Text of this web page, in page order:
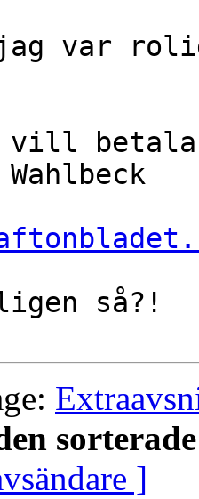
var
vill betala
så?!
]